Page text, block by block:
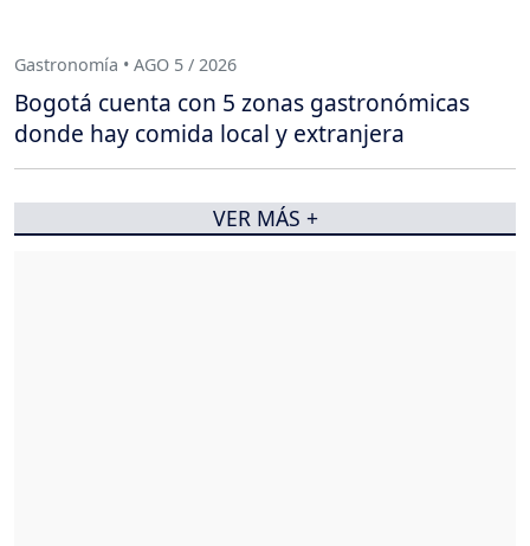
Gastronomía • AGO 5 / 2026
Bogotá cuenta con 5 zonas gastronómicas
donde hay comida local y extranjera
VER MÁS +